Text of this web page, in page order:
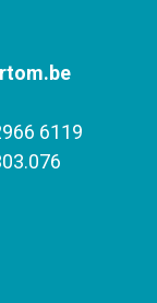
6119